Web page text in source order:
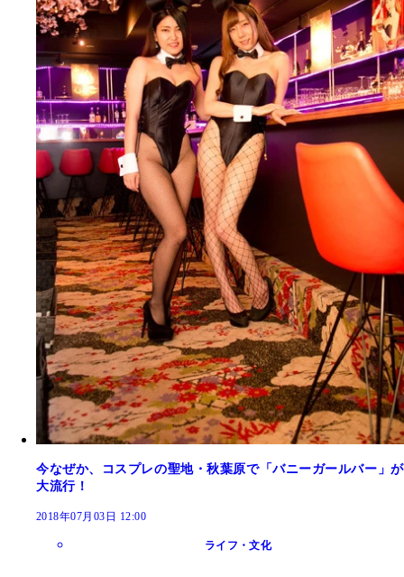
今なぜか、コスプレの聖地・秋葉原で「バニーガールバー」が
大流行！
2018年07月03日 12:00
ライフ・文化